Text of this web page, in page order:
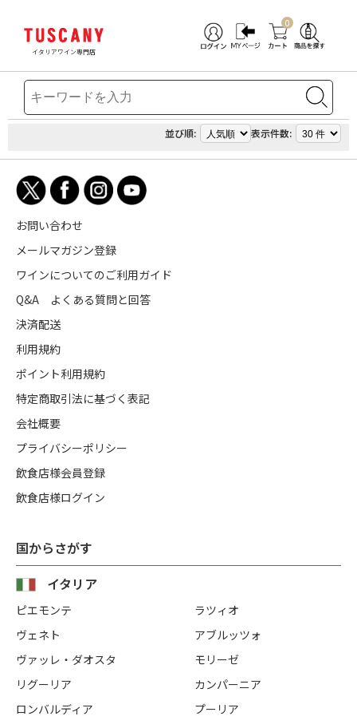
イタリアワイン専門店
0
並び順: 表示件数:
国からさがす
イタリア
ピエモンテ
ヴェネト
ヴァッレ・ダオスタ
リグーリア
ロンバルディア
ラツィオ
アブルッツォ
モリーゼ
カンパーニア
プーリア
お問い合わせ
メールマガジン登録
ワインについてのご利用ガイド
Q&A よくある質問と回答
決済配送
利用規約
ポイント利用規約
特定商取引法に基づく表記
会社概要
プライバシーポリシー
飲食店様会員登録
飲食店様ログイン